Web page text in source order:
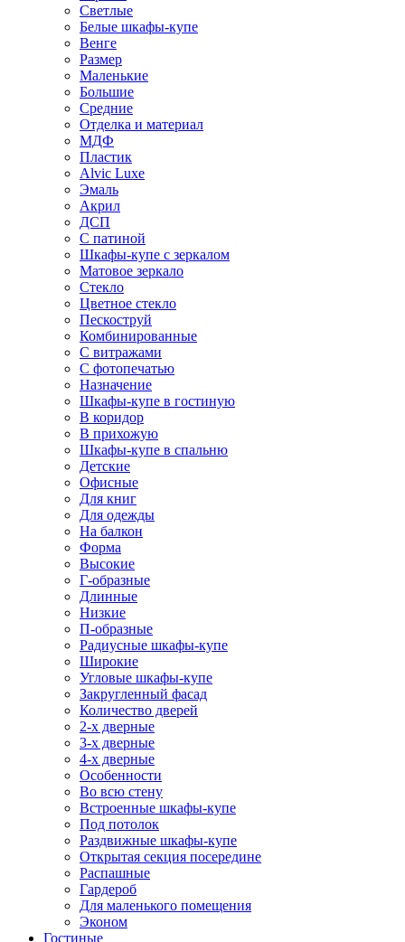
Светлые
Белые шкафы-купе
Венге
Размер
Маленькие
Большие
Средние
Отделка и материал
МДФ
Пластик
Alvic Luxe
Эмаль
Акрил
ДСП
С патиной
Шкафы-купе с зеркалом
Матовое зеркало
Стекло
Цветное стекло
Пескоструй
Комбинированные
С витражами
С фотопечатью
Назначение
Шкафы-купе в гостиную
В коридор
В прихожую
Шкафы-купе в спальню
Детские
Офисные
Для книг
Для одежды
На балкон
Форма
Высокие
Г-образные
Длинные
Низкие
П-образные
Радиусные шкафы-купе
Широкие
Угловые шкафы-купе
Закругленный фасад
Количество дверей
2-х дверные
3-х дверные
4-х дверные
Особенности
Во всю стену
Встроенные шкафы-купе
Под потолок
Раздвижные шкафы-купе
Открытая секция посередине
Распашные
Гардероб
Для маленького помещения
Эконом
Гостиные